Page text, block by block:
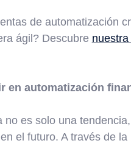
de automatización
ágil? Descubre
en automatización
es solo una
el futuro. A través de